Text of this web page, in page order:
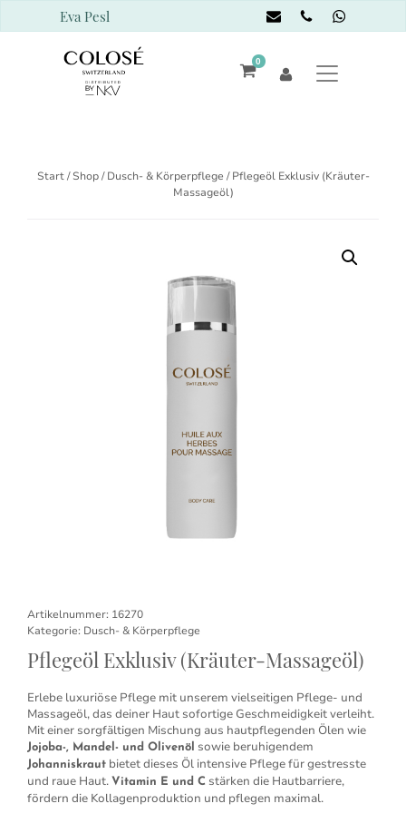
Eva Pesl
0
Start/Shop/Dusch- & Körperpflege / Pflegeöl Exklusiv (Kräuter-
Massageöl)
Artikelnummer: 16270
Kategorie: Dusch- & Körperpflege
Pflegeöl Exklusiv (Kräuter-Massageöl)
Erlebe luxuriöse Pflege mit unserem vielseitigen Pflege- und
Massageöl, das deiner Haut sofortige Geschmeidigkeit verleiht.
Mit einer sorgfältigen Mischung aus hautpflegenden Ölen wie
Jojoba-, Mandel- und Olivenöl sowie beruhigendem
Johanniskraut bietet dieses Öl intensive Pflege für gestresste
und raue Haut. Vitamin E und C stärken die Hautbarriere,
fördern die Kollagenproduktion und pflegen maximal.